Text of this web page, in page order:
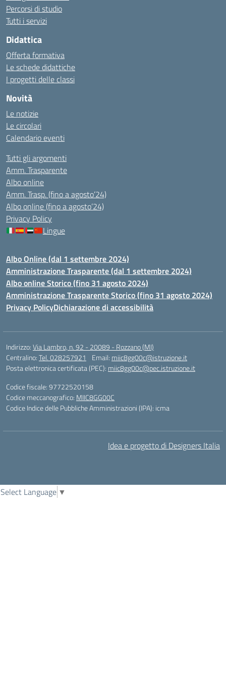
Percorsi di studio
Tutti i servizi
Didattica
Offerta formativa
Le schede didattiche
I progetti delle classi
Novità
Le notizie
Le circolari
Calendario eventi
Tutti gli argomenti
Amm. Trasparente
Albo online
Amm. Trasp. (fino a agosto’24)
Albo online (fino a agosto’24)
Privacy Policy
Lingue
Albo Online (dal 1 settembre 2024)
Amministrazione Trasparente (dal 1 settembre 2024)
Albo online Storico (fino 31 agosto 2024)
Amministrazione Trasparente Storico (fino 31 agosto 2024)
Privacy PolicyDichiarazione di accessibilità
Indirizzo:Via Lambro, n. 92 - 20089 - Rozzano (MI)
Centralino:Tel. 028257921 Email: miic8gg00c@istruzione.it
Posta elettronica certificata (PEC): miic8gg00c@pec.istruzione.it
Codice fiscale: 97722520158
Codice meccanografico: MIIC8GG00C
Codice Indice delle Pubbliche Amministrazioni (IPA): icma
Idea e progetto di Designers Italia
Select Language ▼